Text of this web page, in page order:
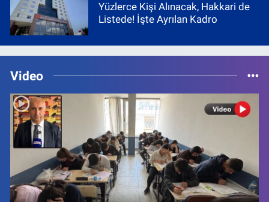
Yüzlerce Kişi Alınacak, Hakkari de
Listede! İşte Ayrılan Kadro
Video